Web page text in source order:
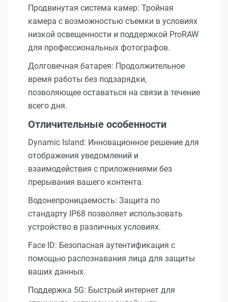
Продвинутая система камер: Тройная
камера с возможностью съемки в условиях
низкой освещенности и поддержкой ProRAW
для профессиональных фотографов.
Долговечная батарея: Продолжительное
время работы без подзарядки,
позволяющее оставаться на связи в течение
всего дня.
Отличительные особенности
Dynamic Island: Инновационное решение для
отображения уведомлений и
взаимодействия с приложениями без
прерывания вашего контента.
Водонепроницаемость: Защита по
стандарту IP68 позволяет использовать
устройство в различных условиях.
Face ID: Безопасная аутентификация с
помощью распознавания лица для защиты
ваших данных.
Поддержка 5G: Быстрый интернет для